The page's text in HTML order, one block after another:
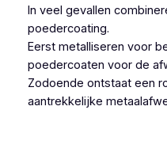
In veel gevallen
poedercoating.
Eerst metalliseren voor
poedercoaten voor de
Zodoende ontstaat een
aantrekkelijke